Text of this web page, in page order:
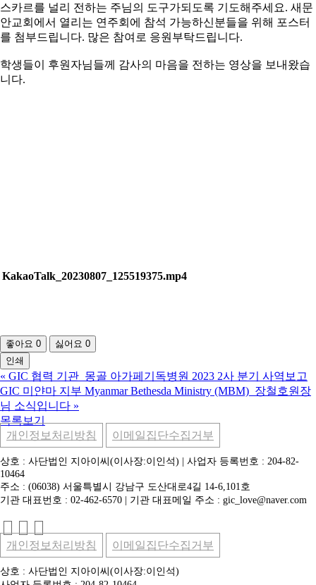
스카르를 널리 전하는 주님의 도구가되도록 기도해주세요. 새문
안교회에서 열리는 연주회에 참석 가능하신분들을 위해 포스터
를 첨부드립니다. 많은 참여로 응원부탁드립니다.
학생들이 후원자님들께 감사의 마음을 전하는 영상을 보내왔습
니다.
KakaoTalk_20230807_125519375.mp4
좋아요 0 싫어요 0
인쇄
« GIC 협력 기관_몽골 아가페기독병원 2023 2사 분기 사역보고
GIC 미얀마 지부 Myanmar Bethesda Ministry (MBM)_장철호원장
님 소식입니다 »
목록보기
개인정보처리방침
이메일집단수집거부
상호 : 사단법인 지아이씨(이사장:이인석) | 사업자 등록번호 : 204-82-
10464
주소 : (06038) 서울특별시 강남구 도산대로4길 14-6,101호
기관 대표번호 : 02-462-6570 | 기관 대표메일 주소 : gic_love@naver.com
개인정보처리방침 이메일집단수집거부
상호 : 사단법인 지아이씨(이사장:이인석)